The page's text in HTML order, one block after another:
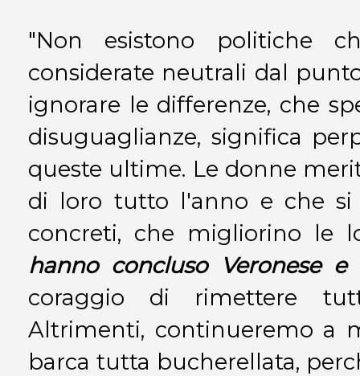
"Non esistono politiche
considerate neutrali dal
ignorare le differenze, che
disuguaglianze, significa
queste ultime. Le donne
di loro tutto l'anno e che si
concreti, che migliorino le
hanno concluso Veronese e
coraggio di rimettere
Altrimenti, continueremo a
barca tutta bucherellata,